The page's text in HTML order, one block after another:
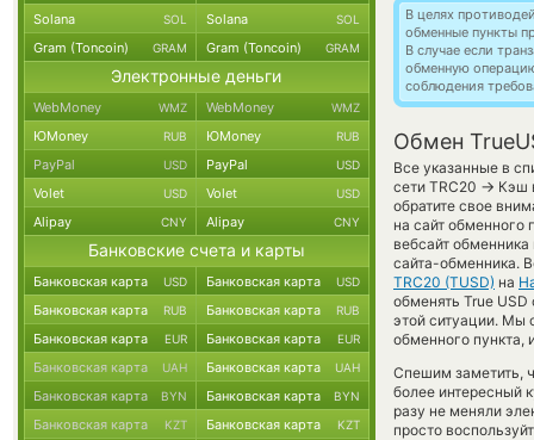
В целях
обменные пункты
В случае если
обменную
соблюдения
Обмен
Все указанные в
сети TRC20 → Кэш
обратите свое
на сайт обменного
вебсайт
сайта-обменника.
TRC20 (TUSD) на
обменять True
этой ситуации. Мы
обменного пункта,
Спешим заметить,
более интересный
разу не меняли
просто
Solana SOL Solana SOL
Gram (Toncoin) GRAM Gram (Toncoin) GRAM
Электронные деньги
WebMoney WMZ WebMoney WMZ
ЮMoney RUB ЮMoney RUB
PayPal USD PayPal USD
Volet USD Volet USD
Alipay CNY Alipay CNY
Банковские счета и карты
Банковская карта USD Банковская карта USD
Банковская карта RUB Банковская карта RUB
Банковская карта EUR Банковская карта EUR
Банковская карта UAH Банковская карта UAH
Банковская карта BYN Банковская карта BYN
Банковская карта KZT Банковская карта KZT